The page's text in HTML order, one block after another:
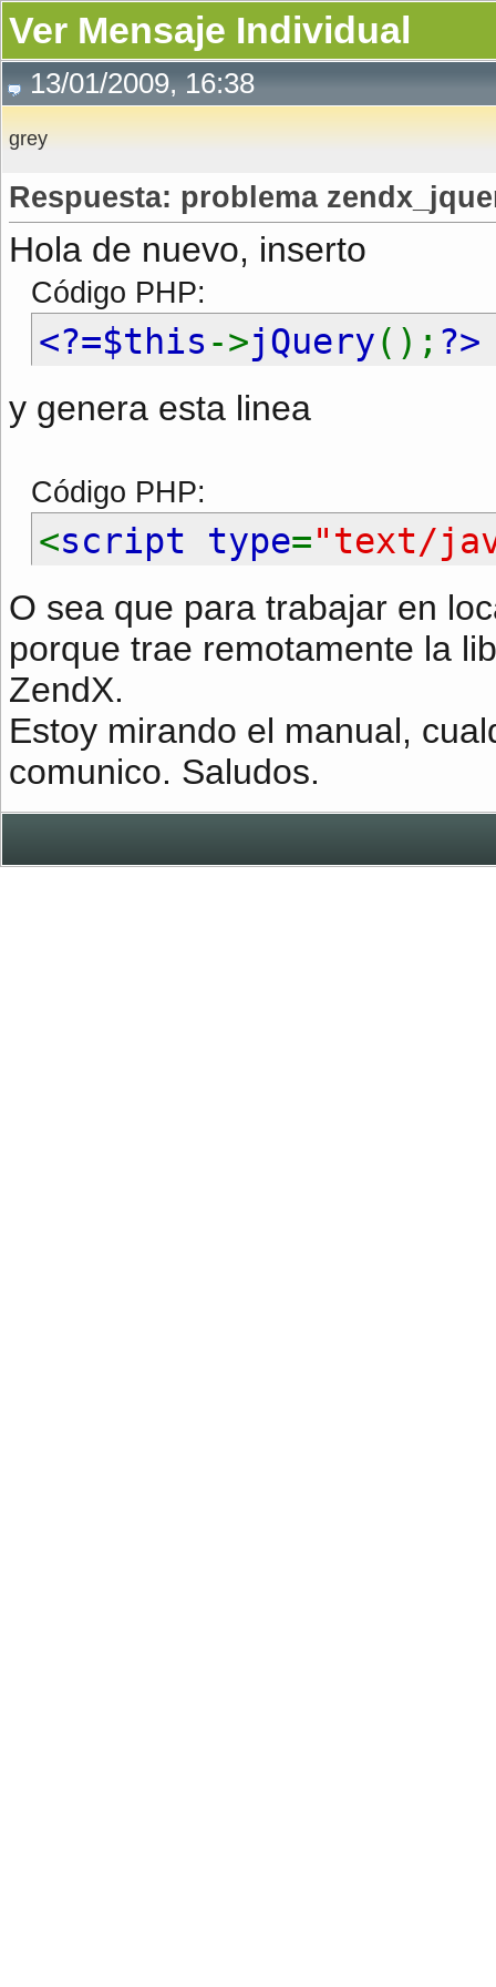
Ver Mensaje Individual
13/01/2009, 16:38
grey
Respuesta: problema
Hola de nuevo, inserto
Código PHP:
<?=$this ->jQuery(); ?>
y genera esta linea
Código PHP:
<script type="text/
O sea que para trabajar en
porque trae remotamente la
ZendX.
Estoy mirando el manual,
comunico. Saludos.